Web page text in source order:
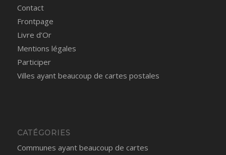
Contact
Frontpage
Livre d’Or
Mentions légales
Participer
Villes ayant beaucoup de cartes postales
CATÉGORIES
Communes ayant beaucoup de cartes